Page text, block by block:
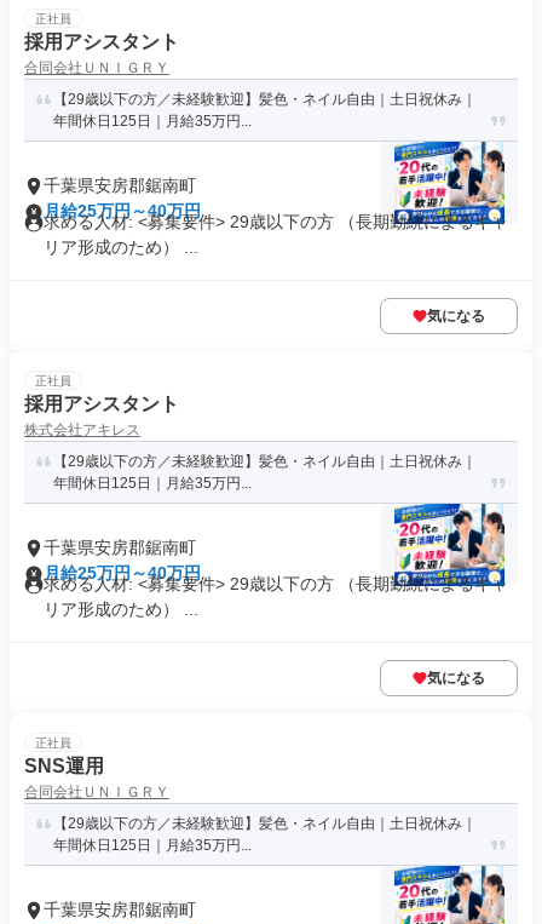
正社員
採用アシスタント
合同会社ＵＮＩＧＲＹ
【29歳以下の方／未経験歓迎】髪色・ネイル自由｜土日祝休み｜
年間休日125日｜月給35万円...
千葉県安房郡鋸南町
月給25万円～40万円
求める人材: <募集要件> 29歳以下の方 （長期勤続によるキャ
リア形成のため） ...
気になる
正社員
採用アシスタント
株式会社アキレス
【29歳以下の方／未経験歓迎】髪色・ネイル自由｜土日祝休み｜
年間休日125日｜月給35万円...
千葉県安房郡鋸南町
月給25万円～40万円
求める人材: <募集要件> 29歳以下の方 （長期勤続によるキャ
リア形成のため） ...
気になる
正社員
SNS運用
合同会社ＵＮＩＧＲＹ
【29歳以下の方／未経験歓迎】髪色・ネイル自由｜土日祝休み｜
年間休日125日｜月給35万円...
千葉県安房郡鋸南町